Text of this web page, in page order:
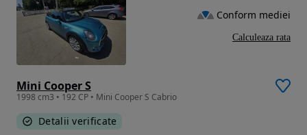
Mini Cooper S
1998 cm3 • 192 CP • Mini Cooper S Cabrio
Detalii verificate
Conform mediei
Calculeaza rata